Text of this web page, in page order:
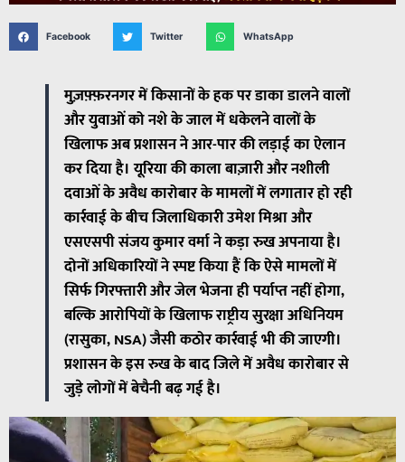
Facebook Twitter WhatsApp
मुज़फ़्फ़रनगर में किसानों के हक पर डाका डालने वालों
और युवाओं को नशे के जाल में धकेलने वालों के
खिलाफ अब प्रशासन ने आर-पार की लड़ाई का ऐलान
कर दिया है। यूरिया की काला बाज़ारी और नशीली
दवाओं के अवैध कारोबार के मामलों में लगातार हो रही
कार्रवाई के बीच जिलाधिकारी उमेश मिश्रा और
एसएसपी संजय कुमार वर्मा ने कड़ा रुख अपनाया है।
दोनों अधिकारियों ने स्पष्ट किया हैं कि ऐसे मामलों में
सिर्फ गिरफ्तारी और जेल भेजना ही पर्याप्त नहीं होगा,
बल्कि आरोपियों के खिलाफ राष्ट्रीय सुरक्षा अधिनियम
(रासुका, NSA) जैसी कठोर कार्रवाई भी की जाएगी।
प्रशासन के इस रुख के बाद जिले में अवैध कारोबार से
जुड़े लोगों में बेचैनी बढ़ गई है।